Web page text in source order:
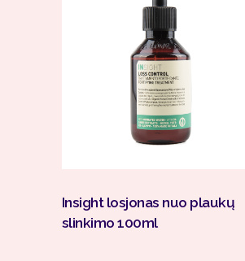
Insight losjonas nuo plaukų
slinkimo 100ml